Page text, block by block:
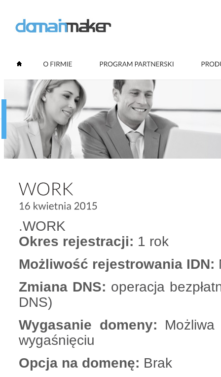
.WORK
Okres rejestracji: 1 rok
Możliwość rejestrowania IDN:
Zmiana DNS: operacja
DNS)
Wygasanie domeny:
wygaśnięciu
Opcja na domenę: Brak